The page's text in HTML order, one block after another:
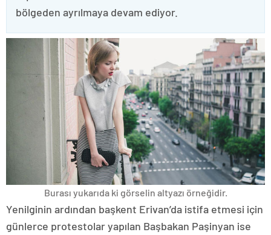
bölgeden ayrılmaya devam ediyor.
Burası yukarıda ki görselin altyazı örneğidir.
Yenilginin ardından başkent Erivan’da istifa etmesi için
günlerce protestolar yapılan Başbakan Paşinyan ise